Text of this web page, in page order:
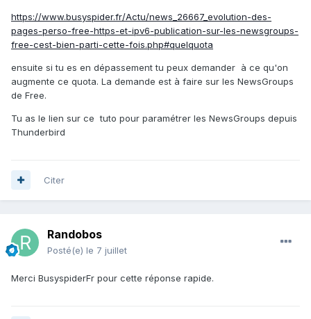
https://www.busyspider.fr/Actu/news_26667_evolution-des-
pages-perso-free-https-et-ipv6-publication-sur-les-newsgroups-
free-cest-bien-parti-cette-fois.php#quelquota
ensuite si tu es en dépassement tu peux demander à ce qu'on
augmente ce quota. La demande est à faire sur les NewsGroups
de Free.
Tu as le lien sur ce tuto pour paramétrer les NewsGroups depuis
Thunderbird
Citer
Randobos
Posté(e) le 7 juillet
Merci BusyspiderFr pour cette réponse rapide.